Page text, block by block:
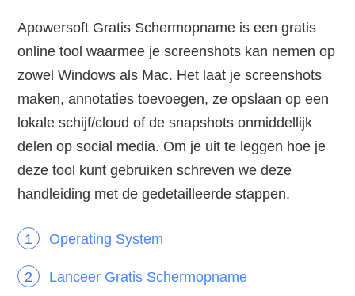
Apowersoft Gratis Schermopname is een gratis
online tool waarmee je screenshots kan nemen op
zowel Windows als Mac. Het laat je screenshots
maken, annotaties toevoegen, ze opslaan op een
lokale schijf/cloud of de snapshots onmiddellijk
delen op social media. Om je uit te leggen hoe je
deze tool kunt gebruiken schreven we deze
handleiding met de gedetailleerde stappen.
Operating System
Lanceer Gratis Schermopname